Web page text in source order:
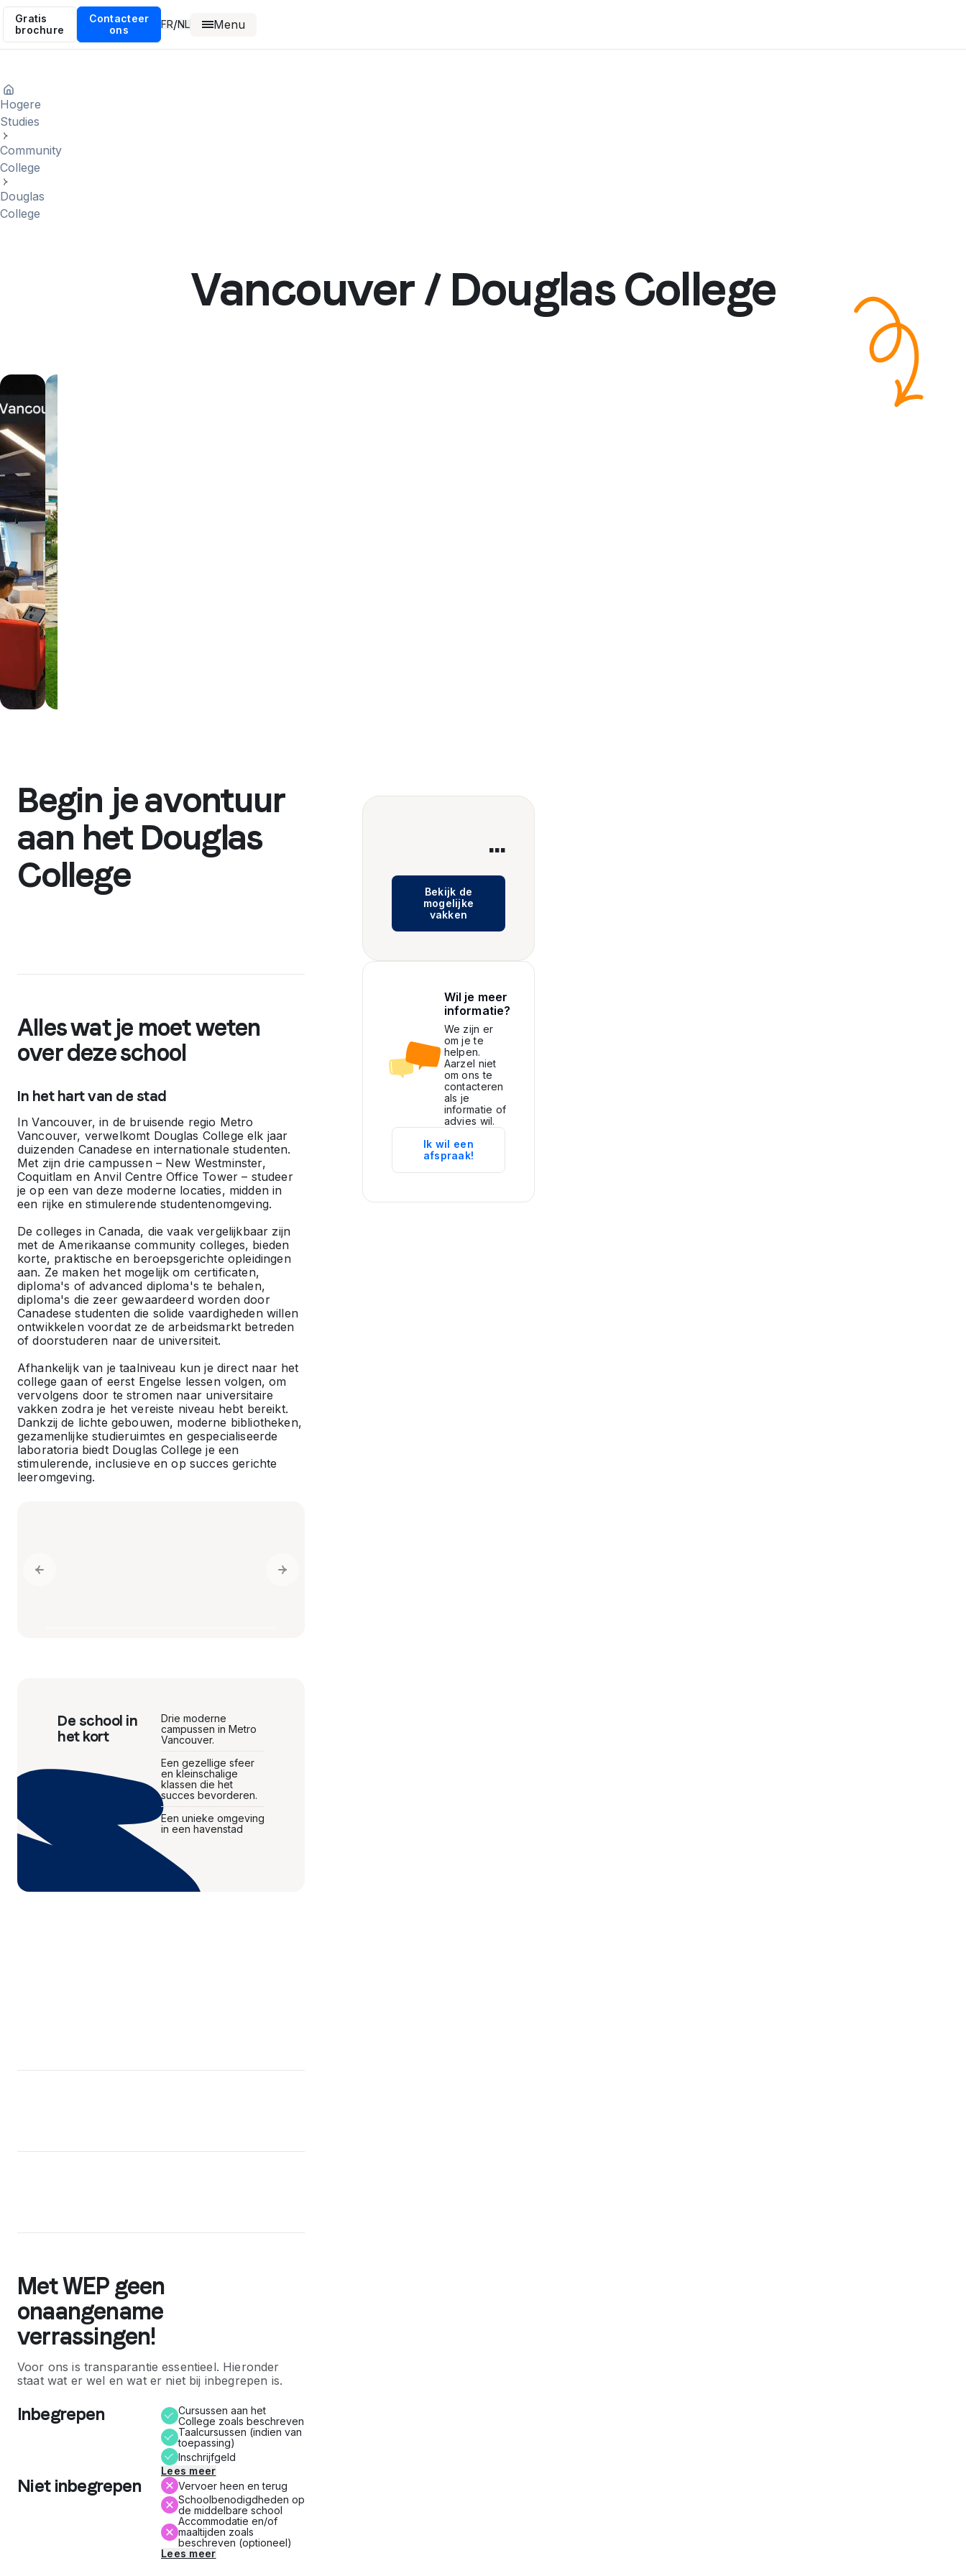
Gratis
brochure
Contacteer
ons
FR/NL Menu
Hogere
Studies
Community
College
Douglas
College
Vancouver / Douglas College
Begin je avontuur
aan het Douglas
College
Alles wat je moet weten
over deze school
In het hart van de stad
In Vancouver, in de bruisende regio Metro
Vancouver, verwelkomt Douglas College elk jaar
duizenden Canadese en internationale studenten.
Met zijn drie campussen – New Westminster,
Coquitlam en Anvil Centre Office Tower – studeer
je op een van deze moderne locaties, midden in
een rijke en stimulerende studentenomgeving.
De colleges in Canada, die vaak vergelijkbaar zijn
met de Amerikaanse community colleges, bieden
korte, praktische en beroepsgerichte opleidingen
aan. Ze maken het mogelijk om certificaten,
diploma's of advanced diploma's te behalen,
diploma's die zeer gewaardeerd worden door
Canadese studenten die solide vaardigheden willen
ontwikkelen voordat ze de arbeidsmarkt betreden
of doorstuderen naar de universiteit.
Afhankelijk van je taalniveau kun je direct naar het
college gaan of eerst Engelse lessen volgen, om
vervolgens door te stromen naar universitaire
vakken zodra je het vereiste niveau hebt bereikt.
Dankzij de lichte gebouwen, moderne bibliotheken,
gezamenlijke studieruimtes en gespecialiseerde
laboratoria biedt Douglas College je een
stimulerende, inclusieve en op succes gerichte
leeromgeving.
Previous slide Next slide
De school in
het kort
Drie moderne
campussen in Metro
Vancouver.
Een gezellige sfeer
en kleinschalige
klassen die het
succes bevorderen.
Een unieke omgeving
in een havenstad
...
Bekijk de
mogelijke
vakken
Wil je meer
informatie?
We zijn er
om je te
helpen.
Aarzel niet
om ons te
contacteren
als je
informatie of
advies wil.
Ik wil een
afspraak!
Met WEP geen
onaangename
verrassingen!
Voor ons is transparantie essentieel. Hieronder
staat wat er wel en wat er niet bij inbegrepen is.
Inbegrepen
Cursussen aan het
College zoals beschreven
Taalcursussen (indien van
toepassing)
Inschrijfgeld
Lees meer
Niet inbegrepen
Vervoer heen en terug
Schoolbenodigdheden op
de middelbare school
Accommodatie en/of
maaltijden zoals
beschreven (optioneel)
Lees meer